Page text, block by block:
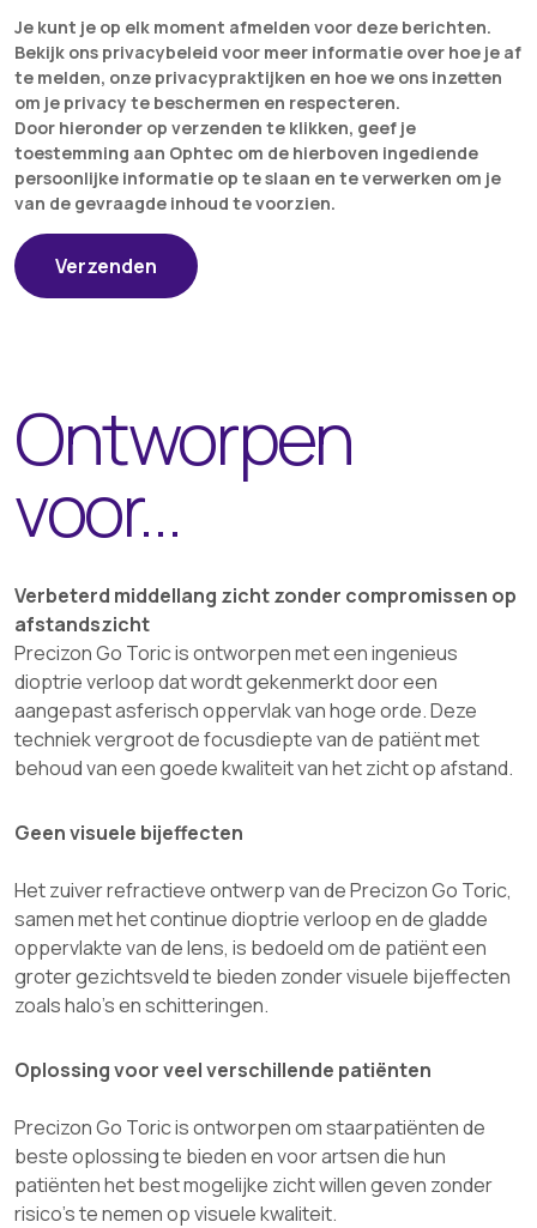
Je kunt je op elk moment afmelden voor deze berichten.
Bekijk ons privacybeleid voor meer informatie over hoe je af
te melden, onze privacypraktijken en hoe we ons inzetten
om je privacy te beschermen en respecteren.
Door hieronder op verzenden te klikken, geef je
toestemming aan Ophtec om de hierboven ingediende
persoonlijke informatie op te slaan en te verwerken om je
van de gevraagde inhoud te voorzien.
Ontworpen
voor...
Verbeterd middellang zicht zonder compromissen op
afstandszicht
Precizon Go Toric is ontworpen met een ingenieus
dioptrie verloop dat wordt gekenmerkt door een
aangepast asferisch oppervlak van hoge orde. Deze
techniek vergroot de focusdiepte van de patiënt met
behoud van een goede kwaliteit van het zicht op afstand.
Geen visuele bijeffecten
Het zuiver refractieve ontwerp van de Precizon Go Toric,
samen met het continue dioptrie verloop en de gladde
oppervlakte van de lens, is bedoeld om de patiënt een
groter gezichtsveld te bieden zonder visuele bijeffecten
zoals halo’s en schitteringen.
Oplossing voor veel verschillende patiënten
Precizon Go Toric is ontworpen om staarpatiënten de
beste oplossing te bieden en voor artsen die hun
patiënten het best mogelijke zicht willen geven zonder
risico’s te nemen op visuele kwaliteit.